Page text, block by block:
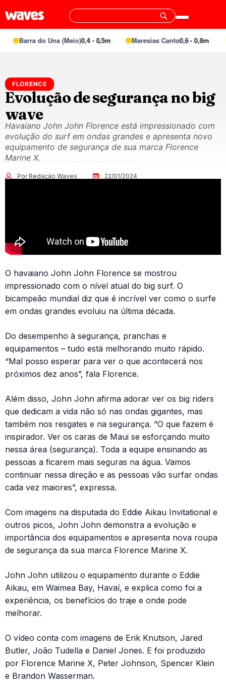
Barra do Una (Meio)0,4 - 0,5m Maresias Canto0,6 - 0,8m
FLORENCE
Evolução de segurança no big
wave
Havaiano John John Florence está impressionado com
evolução do surf em ondas grandes e apresenta novo
equipamento de segurança de sua marca Florence
Marine X.
Por Redação Waves 22/01/2024
O havaiano John John Florence se mostrou
impressionado com o nível atual do big surf. O
bicampeão mundial diz que é incrível ver como o surfe
em ondas grandes evoluiu na última década.
Do desempenho à segurança, pranchas e
equipamentos – tudo está melhorando muito rápido.
“Mal posso esperar para ver o que acontecerá nos
próximos dez anos”, fala Florence.
Além disso, John John afirma adorar ver os big riders
que dedicam a vida não só nas ondas gigantes, mas
também nos resgates e na segurança. “O que fazem é
inspirador. Ver os caras de Maui se esforçando muito
nessa área (segurança). Toda a equipe ensinando as
pessoas a ficarem mais seguras na água. Vamos
continuar nessa direção e as pessoas vão surfar ondas
cada vez maiores”, expressa.
Com imagens na disputada do Eddie Aikau Invitational e
outros picos, John John demonstra a evolução e
importância dos equipamentos e apresenta nova roupa
de segurança da sua marca Florence Marine X.
John John utilizou o equipamento durante o Eddie
Aikau, em Waimea Bay, Havaí, e explica como foi a
experiência, os benefícios do traje e onde pode
melhorar.
O vídeo conta com imagens de Erik Knutson, Jared
Butler, João Tudella e Daniel Jones. E foi produzido
por Florence Marine X, Peter Johnson, Spencer Klein
e Brandon Wasserman.